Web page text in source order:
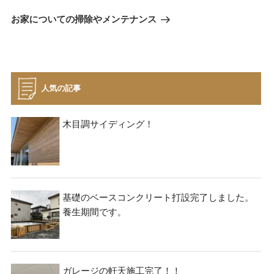
ナ
シ
ョ
ン
の
次
お家についての掃除やメンテナンス
人気の記事
木目調サイディング！
基礎のベースコンクリート打設完了しました。
養生期間です。
ガレージの軒天施工完了！！